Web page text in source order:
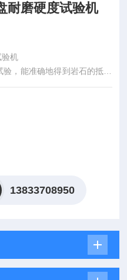
耐磨硬度试验机
验机
，能准确地得到岩石的抵抗
的铸钢圆盘，试件支筒和
式数字计
13833708950